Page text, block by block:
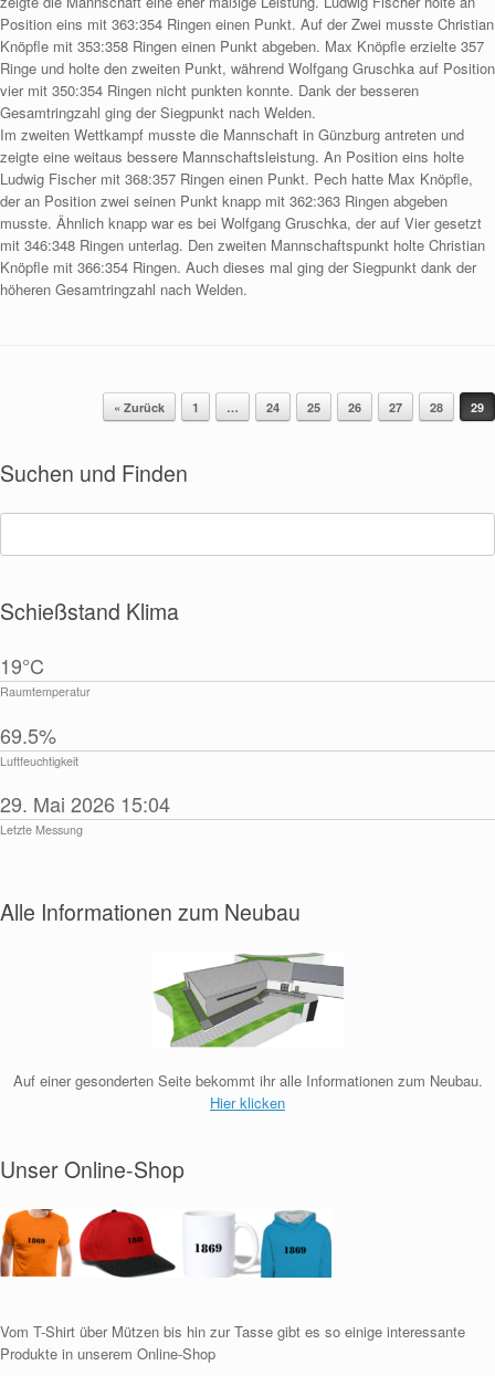
Position eins mit 363:354 Ringen einen Punkt. Auf der Zwei musste Christian
Knöpfle mit 353:358 Ringen einen Punkt abgeben. Max Knöpfle erzielte 357
Ringe und holte den zweiten Punkt, während Wolfgang Gruschka auf Position
vier mit 350:354 Ringen nicht punkten konnte. Dank der besseren
Gesamtringzahl ging der Siegpunkt nach Welden.
Im zweiten Wettkampf musste die Mannschaft in Günzburg antreten und
zeigte eine weitaus bessere Mannschaftsleistung. An Position eins holte
Ludwig Fischer mit 368:357 Ringen einen Punkt. Pech hatte Max Knöpfle,
der an Position zwei seinen Punkt knapp mit 362:363 Ringen abgeben
musste. Ähnlich knapp war es bei Wolfgang Gruschka, der auf Vier gesetzt
mit 346:348 Ringen unterlag. Den zweiten Mannschaftspunkt holte Christian
Knöpfle mit 366:354 Ringen. Auch dieses mal ging der Siegpunkt dank der
höheren Gesamtringzahl nach Welden.
Beitragsnavigation
« Zurück 1 … 24 25 26 27 28 29
Suchen und Finden
Suchen
Schießstand Klima
19°C
Raumtemperatur
69.5%
Luftfeuchtigkeit
29. Mai 2026 15:04
Letzte Messung
Alle Informationen zum Neubau
Auf einer gesonderten Seite bekommt ihr alle Informationen zum Neubau.
Hier klicken
Unser Online-Shop
Vom T-Shirt über Mützen bis hin zur Tasse gibt es so einige interessante
Produkte in unserem Online-Shop